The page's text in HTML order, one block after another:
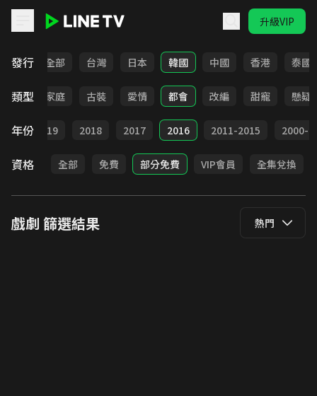
升級VIP
發行 全部 台灣 日本 韓國 中國 香港 泰國
類型
校園 家庭 古裝 愛情 都會 改編 甜寵 懸疑
年份 2019 2018 2017 2016 2011-2015 2000-
資格 全部 免費 部分免費 VIP會員 全集兌換
戲劇 篩選結果 熱門